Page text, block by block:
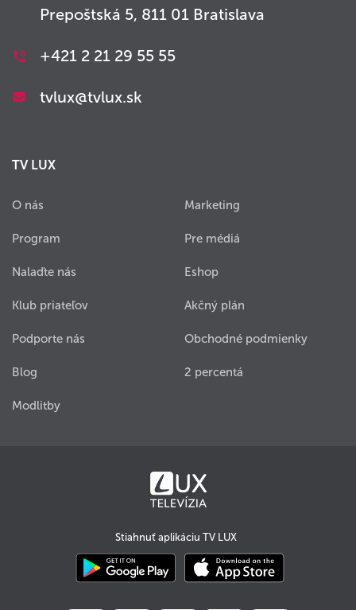
Prepoštská 5, 811 01 Bratislava
+421 2 21 29 55 55
tvlux@tvlux.sk
TV LUX
O nás
Program
Nalaďte nás
Klub priateľov
Podporte nás
Blog
Modlitby
Marketing
Pre médiá
Eshop
Akčný plán
Obchodné podmienky
2 percentá
Stiahnuť aplikáciu TV LUX